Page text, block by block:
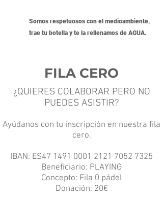
Somos respetuosos con el medioambiente,
trae tu botella y te la rellenamos de AGUA.
FILA CERO
¿QUIERES COLABORAR PERO NO
PUEDES ASISTIR?
Ayúdanos con tu inscripción en nuestra fila
cero.
IBAN: ES47 1491 0001 2121 7052 7325
Beneficiario: PLAYING
Concepto: Fila 0 pádel
Donación: 20€